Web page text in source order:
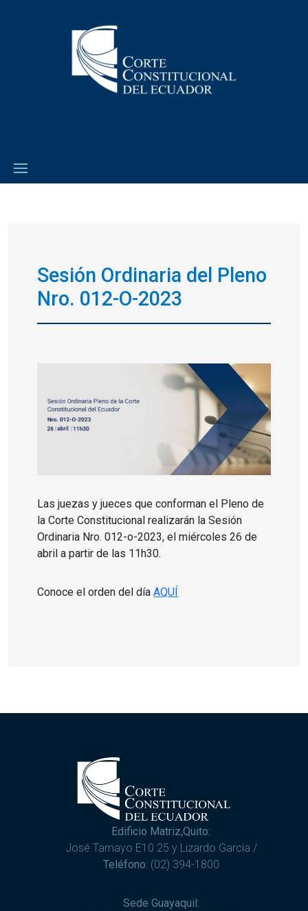
Sesión Ordinaria del Pleno
Nro. 012-O-2023
Las juezas y jueces que conforman el Pleno de
la Corte Constitucional realizarán la Sesión
Ordinaria Nro. 012-o-2023, el miércoles 26 de
abril a partir de las 11h30.
Conoce el orden del díaAQUÍ
Edificio Matriz,Quito:
José Tamayo E10 25 y Lizardo García /
Teléfono: (02) 394-1800
Sede Guayaquil: